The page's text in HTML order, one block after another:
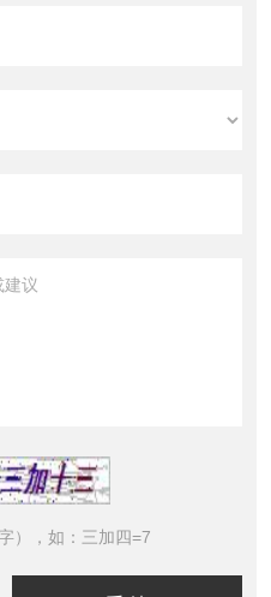
），如：三加四=7